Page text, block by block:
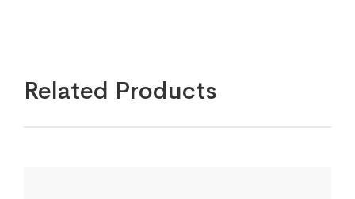
Related Products